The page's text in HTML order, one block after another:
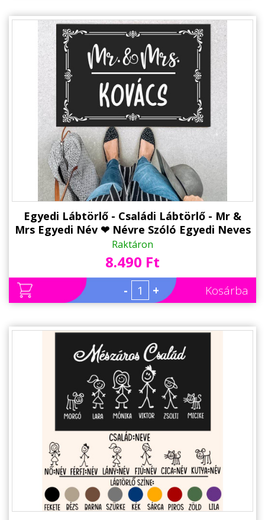
Egyedi Lábtörlő - Családi Lábtörlő - Mr &
Mrs Egyedi Név ❤ Névre Szóló Egyedi Neves
Ajándék
Raktáron
8.490 Ft
- + Kosárba